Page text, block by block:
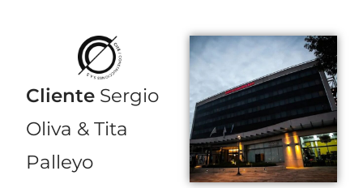
Cliente Sergio
Oliva & Tita
Palleyo